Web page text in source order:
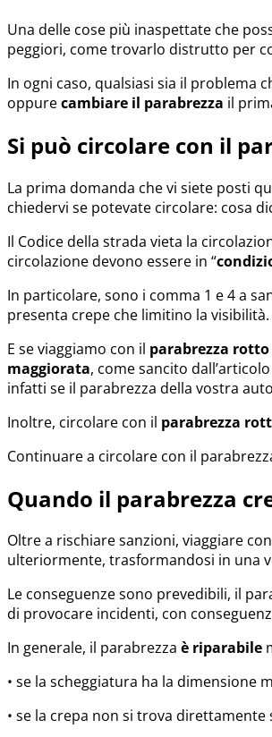
Una delle cose più inaspettate che
peggiori, come trovarlo distrutto per
In ogni caso, qualsiasi sia il problema
oppurecambiare il parabrezza il
Si può circolare con il
La prima domanda che vi siete posti
chiedervi se potevate circolare: cosa
Il Codice della strada vieta la
circolazione devono essere in “
In particolare, sono i comma 1 e 4 a
presenta crepe che limitino la visibilità.
E se viaggiamo con il parabrezza
maggiorata, come sancito
infatti se il parabrezza della vostra
Inoltre, circolare con il parabrezza
Continuare a circolare con il
Quando il parabrezza
Oltre a rischiare sanzioni, viaggiare
ulteriormente, trasformandosi in una
Le conseguenze sono prevedibili, il
di provocare incidenti, con
In generale, il parabrezza è riparabile
• se la scheggiatura ha la dimensione
• se la crepa non si trova